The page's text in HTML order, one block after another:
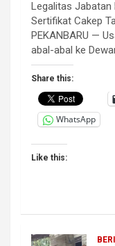
Legalitas Jabatan
Sertifikat Cakep
PEKANBARU —
abal-abal ke
Share this:
WhatsApp
Like this: